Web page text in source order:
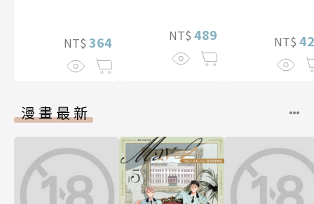
NT$ 364 NT$ 489 NT$
漫畫最新